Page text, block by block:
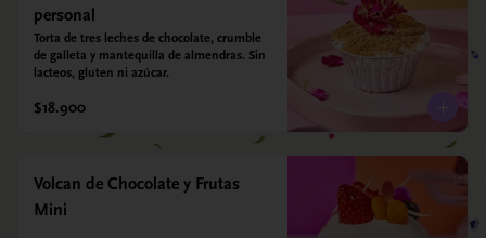
personal
Torta de tres leches de chocolate, crumble
de galleta y mantequilla de almendras. Sin
lacteos, gluten ni azúcar.
$18.900
Volcan de Chocolate y Frutas
Mini